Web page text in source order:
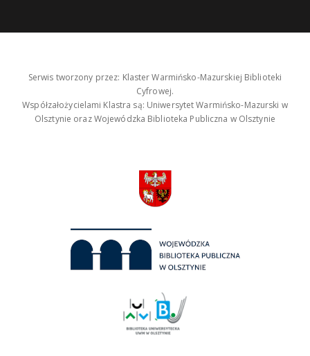
Serwis tworzony przez: Klaster Warmińsko-Mazurskiej Biblioteki
Cyfrowej.
Współzałożycielami Klastra są: Uniwersytet Warmińsko-Mazurski w
Olsztynie oraz Wojewódzka Biblioteka Publiczna w Olsztynie